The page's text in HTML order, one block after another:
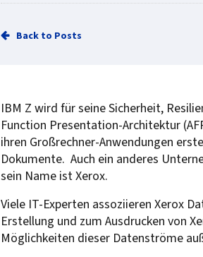
Back to Posts
IBM Z wird für seine Sicherheit,
Function Presentation-Architektur
ihren Großrechner-Anwendungen
Dokumente. Auch ein anderes
sein Name ist Xerox.
Viele IT-Experten assoziieren Xerox
Erstellung und zum Ausdrucken von
Möglichkeiten dieser Datenströme